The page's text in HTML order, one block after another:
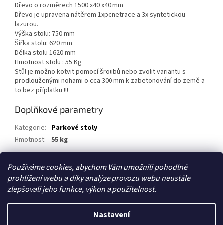
Používáme cookies, abychom Vám umožnili pohodlné
prohlížení webu a díky analýze provozu webu neustále
zlepšovali jeho funkce, výkon a použitelnost.
Nastavení
Dřevo o rozměrech 1500 x40 x40 mm
Dřevo je upravena nátěrem 1xpenetrace a 3x syntetickou
lazurou.
Výška stolu: 750 mm
Šířka stolu: 620 mm
Délka stolu 1620 mm
Hmotnost stolu : 55 Kg
Stůl je možno kotvit pomocí šroubů nebo zvolit variantu s
prodlouženými nohami o cca 300 mm k zabetonování do země a
to bez příplatku !!!
Doplňkové parametry
Kategorie: Parkové stoly
Hmotnost: 55 kg
Vytvořil Shoptet